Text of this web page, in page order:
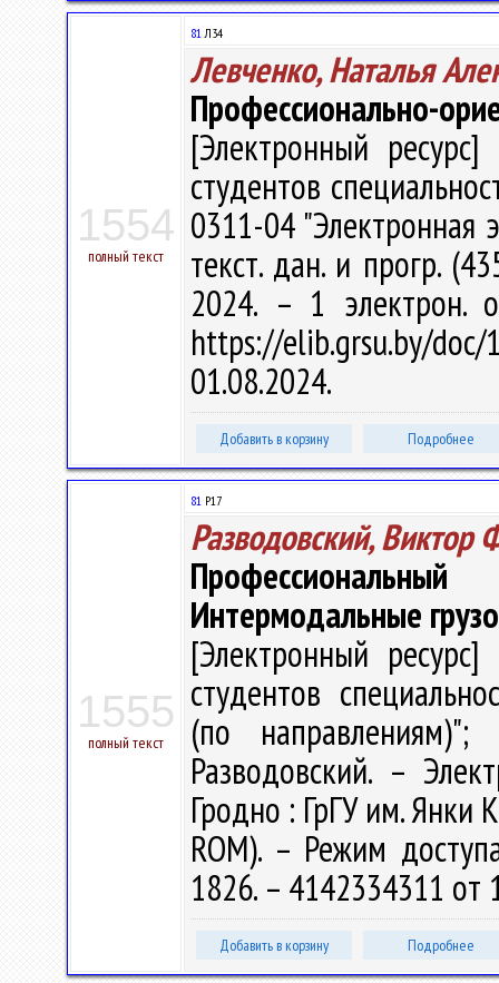
1554
полный текст
81Л34
Левченко, Наталья
Профессионально-
[Электронный
студентов
0311-04 "Электронная
текст. дан. и прогр.
2024. – 1 электрон.
https://elib.grsu.by/
01.08.2024.
Добавить в корзину Подробнее
1555
полный текст
81 Р17
Разводовский, Виктор
Интермодальные
[Электронный
студентов
(по
Разводовский. –
Гродно : ГрГУ им. Янки
ROM). – Режим
1826. – 4142334311 от
Добавить в корзину Подробнее